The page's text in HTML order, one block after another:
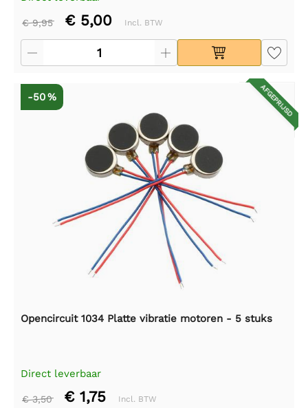
€ 9,95 € 5,00 Incl. BTW
AFGEPRIJSD
-50 %
Opencircuit 1034 Platte vibratie motoren - 5 stuks
Direct leverbaar
€ 3,50 € 1,75 Incl. BTW